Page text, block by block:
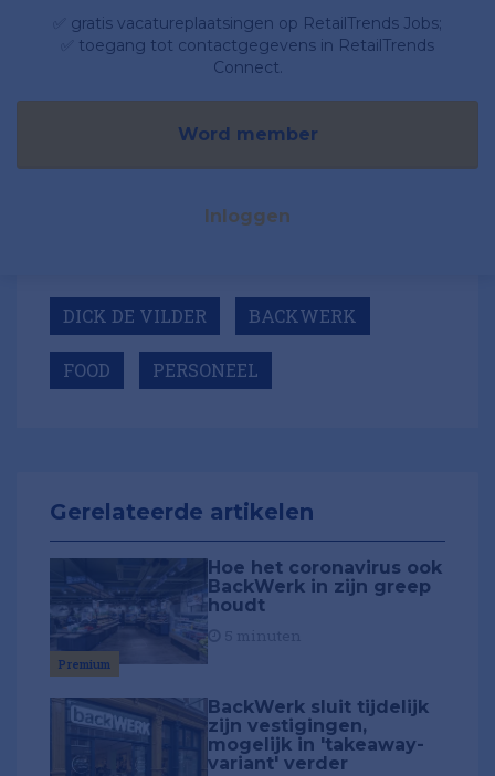
✅ gratis vacatureplaatsingen op RetailTrends Jobs;
✅ toegang tot contactgegevens in RetailTrends
Connect.
Word member
Inloggen
DICK DE VILDER BACKWERK
FOOD PERSONEEL
Gerelateerde artikelen
Premium
Hoe het coronavirus ook
BackWerk in zijn greep
houdt
BackWerk sluit tijdelijk
zijn vestigingen,
mogelijk in 'takeaway-
variant' verder